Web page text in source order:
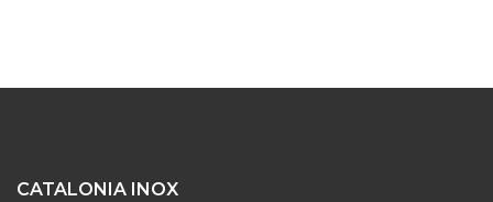
CATALONIA INOX